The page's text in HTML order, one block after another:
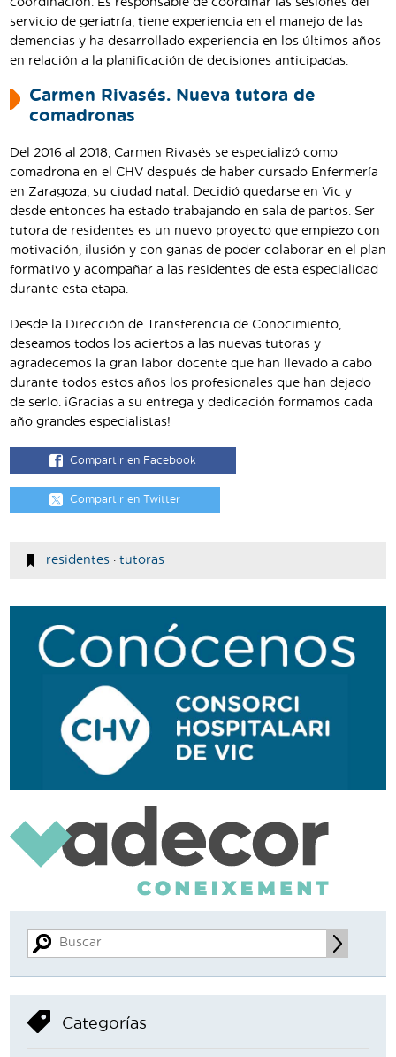
servicio de geriatría, tiene experiencia en el manejo de las
demencias y ha desarrollado experiencia en los últimos años
en relación a la planificación de decisiones anticipadas.
Carmen Rivasés. Nueva tutora de
comadronas
Del 2016 al 2018, Carmen Rivasés se especializó como
comadrona en el CHV después de haber cursado Enfermería
en Zaragoza, su ciudad natal. Decidió quedarse en Vic y
desde entonces ha estado trabajando en sala de partos. Ser
tutora de residentes es un nuevo proyecto que empiezo con
motivación, ilusión y con ganas de poder colaborar en el plan
formativo y acompañar a las residentes de esta especialidad
durante esta etapa.
Desde la Dirección de Transferencia de Conocimiento,
deseamos todos los aciertos a las nuevas tutoras y
agradecemos la gran labor docente que han llevado a cabo
durante todos estos años los profesionales que han dejado
de serlo. ¡Gracias a su entrega y dedicación formamos cada
año grandes especialistas!
Compartir en Facebook
Compartir en Twitter
residentes· tutoras
Categorías